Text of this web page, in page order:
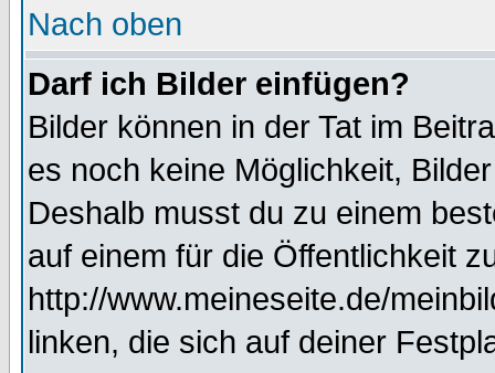
Nach oben
Darf ich Bilder einfügen?
Bilder können in der Tat im
es noch keine Möglichkeit,
Deshalb musst du zu einem
auf einem für die Öffentlichkeit
http://www.meineseite.de/
linken, die sich auf deiner